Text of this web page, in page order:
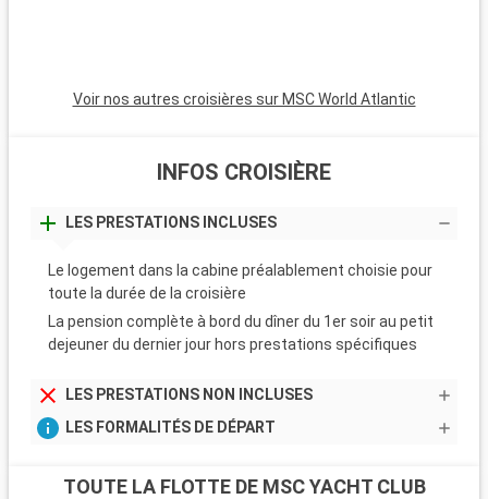
Voir nos autres croisières sur MSC World Atlantic
INFOS CROISIÈRE
LES PRESTATIONS INCLUSES
Le logement dans la cabine préalablement choisie pour
toute la durée de la croisière
La pension complète à bord du dîner du 1er soir au petit
dejeuner du dernier jour hors prestations spécifiques
LES PRESTATIONS NON INCLUSES
LES FORMALITÉS DE DÉPART
TOUTE LA FLOTTE DE MSC YACHT CLUB